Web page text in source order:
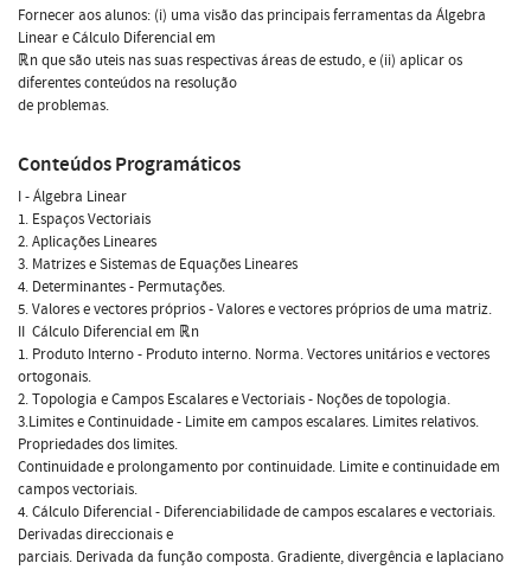
Fornecer aos alunos: (i) uma visão das principais ferramentas da Álgebra
Linear e Cálculo Diferencial em
ℝn que são uteis nas suas respectivas áreas de estudo, e (ii) aplicar os
diferentes conteúdos na resolução
de problemas.
Conteúdos Programáticos
I - Álgebra Linear
1. Espaços Vectoriais
2. Aplicações Lineares
3. Matrizes e Sistemas de Equações Lineares
4. Determinantes - Permutações.
5. Valores e vectores próprios - Valores e vectores próprios de uma matriz.
II  Cálculo Diferencial em ℝn
1. Produto Interno - Produto interno. Norma. Vectores unitários e vectores
ortogonais.
2. Topologia e Campos Escalares e Vectoriais - Noções de topologia.
3.Limites e Continuidade - Limite em campos escalares. Limites relativos.
Propriedades dos limites.
Continuidade e prolongamento por continuidade. Limite e continuidade em
campos vectoriais.
4. Cálculo Diferencial - Diferenciabilidade de campos escalares e vectoriais.
Derivadas direccionais e
parciais. Derivada da função composta. Gradiente, divergência e laplaciano